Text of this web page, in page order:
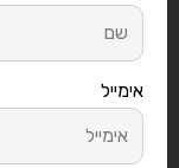
אימייל